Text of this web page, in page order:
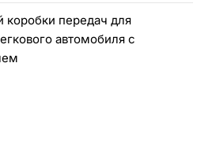
передач для
автомобиля с